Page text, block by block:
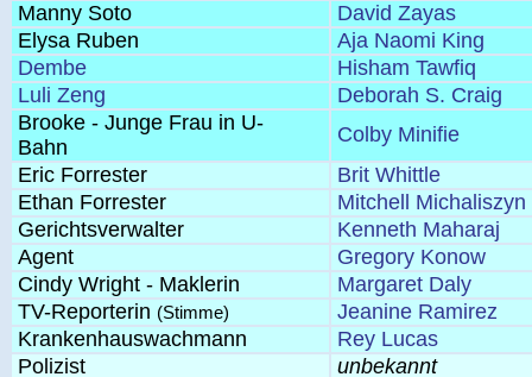
Manny Soto
David Zayas
Elysa Ruben
Aja Naomi King
Dembe
Hisham Tawfiq
Luli Zeng
Deborah S. Craig
Brooke - Junge Frau in U-
Bahn
Colby Minifie
Eric Forrester
Brit Whittle
Ethan Forrester
Mitchell Michaliszyn
Gerichtsverwalter
Kenneth Maharaj
Agent
Gregory Konow
Cindy Wright - Maklerin
Margaret Daly
TV-Reporterin (Stimme)
Jeanine Ramirez
Krankenhauswachmann
Rey Lucas
Polizist
unbekannt